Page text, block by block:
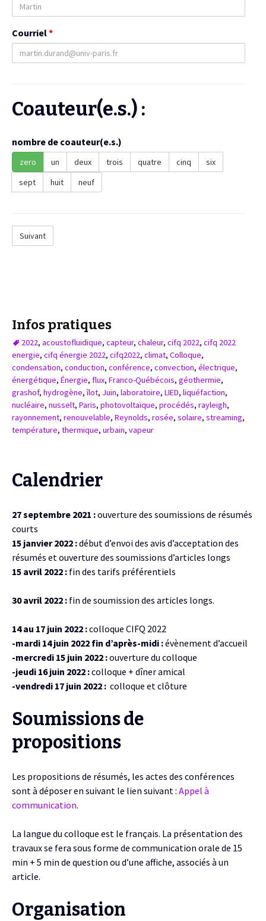
Courriel*
Coauteur(e.s.) :
nombre de coauteur(e.s.)
zero un deux trois quatre cinq
six
sept
huit neuf
Infos pratiques
2022, acoustofluidique, capteur, chaleur, cifq 2022, cifq 2022
energie, cifq énergie 2022, cifq2022, climat, Colloque,
condensation, conduction, conférence, convection, électrique,
énergétique, Énergie, flux, Franco-Québécois, géothermie,
grashof, hydrogène,îlot, Juin, laboratoire, LIED, liquéfaction,
nucléaire, nusselt, Paris, photovoltaïque, procédés, rayleigh,
rayonnement, renouvelable, Reynolds, rosée, solaire, streaming,
température, thermique, urbain, vapeur
Calendrier
27 septembre 2021 :ouverture des soumissions de résumés
courts
15 janvier 2022 :début d’envoi des avis d’acceptation des
résumés et ouverture des soumissions d’articles longs
15 avril 2022 : fin des tarifs préférentiels
30 avril 2022 : fin de soumission des articles longs.
14 au 17 juin 2022 :colloque CIFQ 2022
-mardi 14 juin 2022 fin d’après-midi :évènement d’accueil
-mercredi 15 juin 2022 :ouverture du colloque
-jeudi 16 juin 2022 :colloque + dîner amical
-vendredi 17 juin 2022 : colloque et clôture
Soumissions de
propositions
Les propositions de résumés, les actes des conférences
sont à déposer en suivant le lien suivant : Appel à
communication.
La langue du colloque est le français. La présentation des
travaux se fera sous forme de communication orale de 15
min + 5 min de question ou d’une affiche, associés à un
article.
Organisation